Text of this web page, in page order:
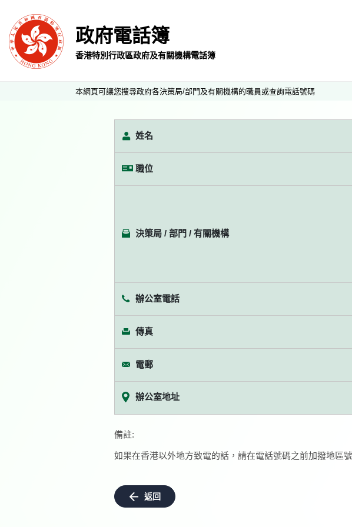
政府電話簿
香港特別行政區政府及有關機構電話簿
本網頁可讓您搜尋政府各決策局/部門及有關機構的職員或查詢電話號碼
姓名
職位
決策局 / 部門 / 有關機構
辦公室電話
傳真
電郵
辦公室地址
備註:
如果在香港以外地方致電的話，請在電話號碼之前加撥地區
返回